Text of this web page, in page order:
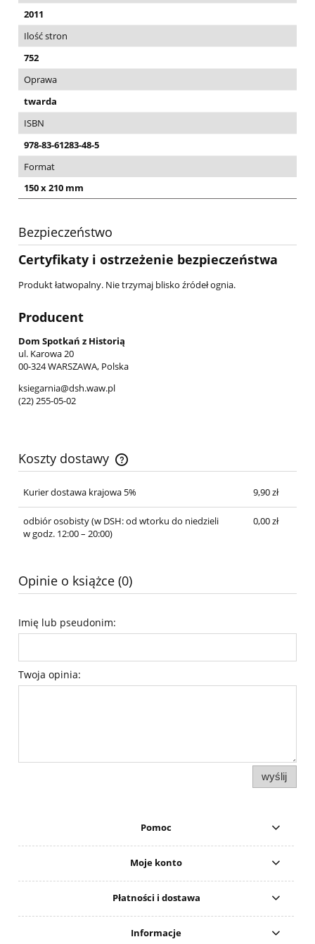
2011
Ilość stron
752
Oprawa
twarda
ISBN
978-83-61283-48-5
Format
150 x 210 mm
Bezpieczeństwo
Certyfikaty i ostrzeżenie bezpieczeństwa
Produkt łatwopalny. Nie trzymaj blisko źródeł ognia.
Producent
Dom Spotkań z Historią
ul. Karowa 20
00-324 WARSZAWA, Polska
ksiegarnia@dsh.waw.pl
(22) 255-05-02
Koszty dostawy
Cena nie zawiera ewentualnych kosztów płatności
Kurier dostawa krajowa 5%
9,90 zł
odbiór osobisty(w DSH: od wtorku do niedzieli
w godz. 12:00 – 20:00)
0,00 zł
Opinie o książce (0)
Imię lub pseudonim:
Twoja opinia:
wyślij
Pomoc
Moje konto
Płatności i dostawa
Informacje